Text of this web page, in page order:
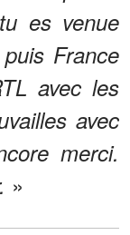
es venue
France
avec les
avec
merci.
»